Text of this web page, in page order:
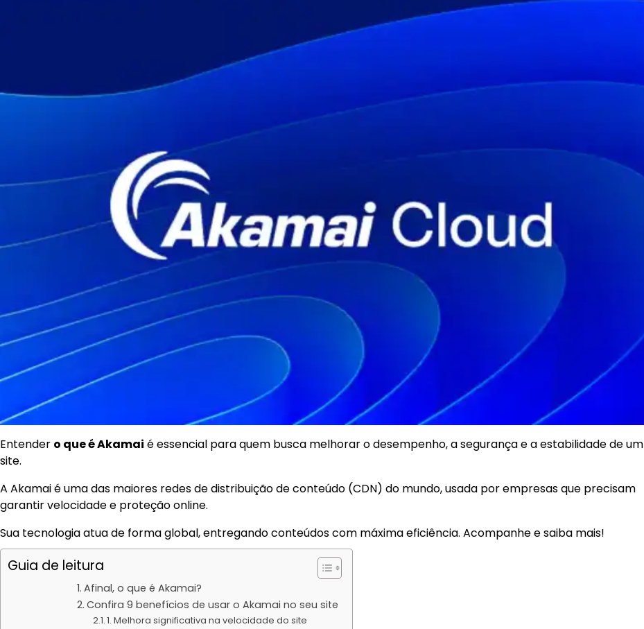
Entender o que é Akamai é essencial para quem busca melhorar o desempenho, a segurança e a estabilidade de um
site.
A Akamai é uma das maiores redes de distribuição de conteúdo (CDN) do mundo, usada por empresas que precisam
garantir velocidade e proteção online.
Sua tecnologia atua de forma global, entregando conteúdos com máxima eficiência. Acompanhe e saiba mais!
Guia de leitura
Afinal, o que é Akamai?
Confira 9 benefícios de usar o Akamai no seu site
1. Melhora significativa na velocidade do site